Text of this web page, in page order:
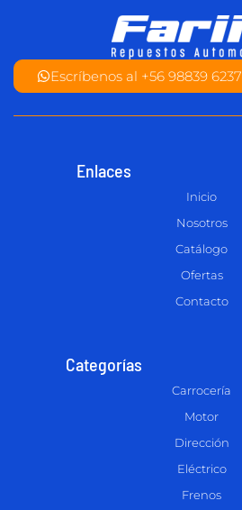
Escríbenos al +56 98839 6237
Enlaces
Inicio
Nosotros
Catálogo
Ofertas
Contacto
Categorías
Carrocería
Motor
Dirección
Eléctrico
Frenos